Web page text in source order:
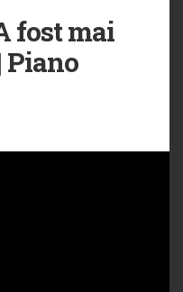
fost mai
Piano